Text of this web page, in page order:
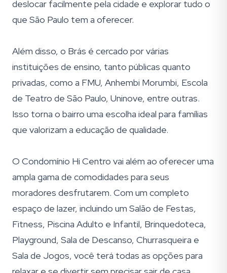
deslocar facilmente pela cidade e explorar tudo o
que São Paulo tem a oferecer.
Além disso, o Brás é cercado por várias
instituições de ensino, tanto públicas quanto
privadas, como a FMU, Anhembi Morumbi, Escola
de Teatro de São Paulo, Uninove, entre outras.
Isso torna o bairro uma escolha ideal para famílias
que valorizam a educação de qualidade.
O Condomínio Hi Centro vai além ao oferecer uma
ampla gama de comodidades para seus
moradores desfrutarem. Com um completo
espaço de lazer, incluindo um Salão de Festas,
Fitness, Piscina Adulto e Infantil, Brinquedoteca,
Playground, Sala de Descanso, Churrasqueira e
Sala de Jogos, você terá todas as opções para